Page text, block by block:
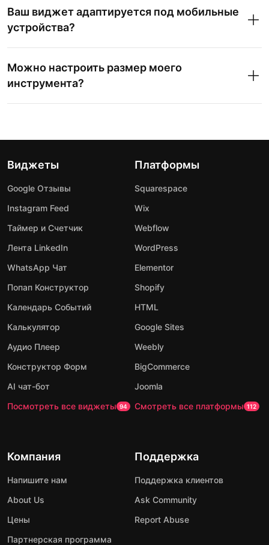
Ваш виджет адаптируется под мобильные
устройства?
Можно настроить размер моего
инструмента?
Виджеты
Google Отзывы
Instagram Feed
Таймер и Счетчик
Лента LinkedIn
WhatsApp Чат
Попап Конструктор
Календарь Событий
Калькулятор
Аудио Плеер
Конструктор Форм
AI чат-бот
Посмотреть все виджеты 94
Платформы
Squarespace
Wix
Webflow
WordPress
Elementor
Shopify
HTML
Google Sites
Weebly
BigCommerce
Joomla
Смотреть все платформы 112
Компания
Напишите нам
About Us
Цены
Партнерская программа
Поддержка
Поддержка клиентов
Ask Community
Report Abuse